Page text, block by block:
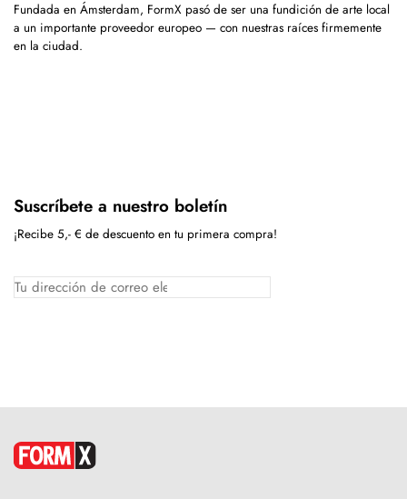
Fundada en Ámsterdam, FormX pasó de ser una fundición de arte local
a un importante proveedor europeo — con nuestras raíces firmemente
en la ciudad.
Suscríbete a nuestro boletín
¡Recibe 5,- € de descuento en tu primera compra!